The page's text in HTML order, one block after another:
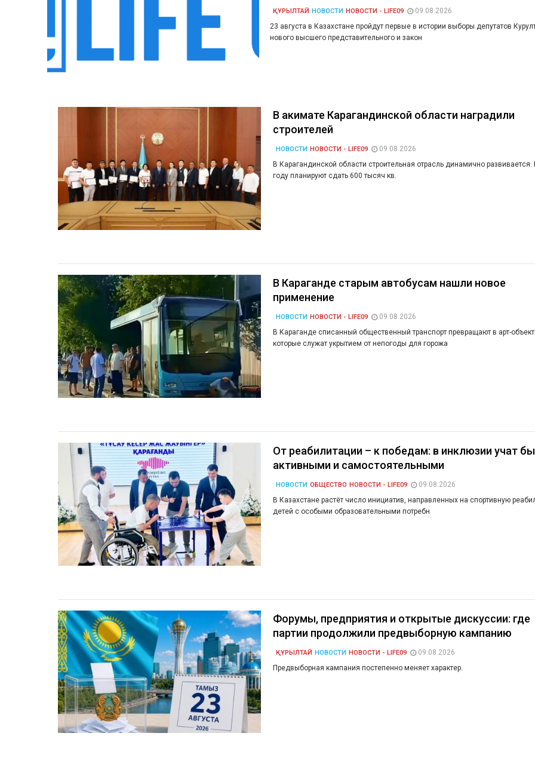
ҚҰРЫЛТАЙ НОВОСТИ НОВОСТИ - LIFE09
09.08.2026
23 августа в Казахстане пройдут первые в истории выборы депутатов
нового высшего представительного и закон
В акимате Карагандинской области наградили
строителей
НОВОСТИ НОВОСТИ - LIFE09
09.08.2026
В Карагандинской области строительная отрасль динамично развивается.
году планируют сдать 600 тысяч кв.
В Караганде старым автобусам нашли новое
применение
НОВОСТИ НОВОСТИ - LIFE09
09.08.2026
В Караганде списанный общественный транспорт превращают в арт-
которые служат укрытием от непогоды для горожа
От реабилитации – к победам: в инклюзии учат
активными и самостоятельными
НОВОСТИ ОБЩЕСТВО НОВОСТИ - LIFE09
09.08.2026
В Казахстане растёт число инициатив, направленных на спортивную
детей с особыми образовательными потребн
Форумы, предприятия и открытые дискуссии: где
партии продолжили предвыборную кампанию
ҚҰРЫЛТАЙ НОВОСТИ НОВОСТИ - LIFE09
09.08.2026
Предвыборная кампания постепенно меняет характер.